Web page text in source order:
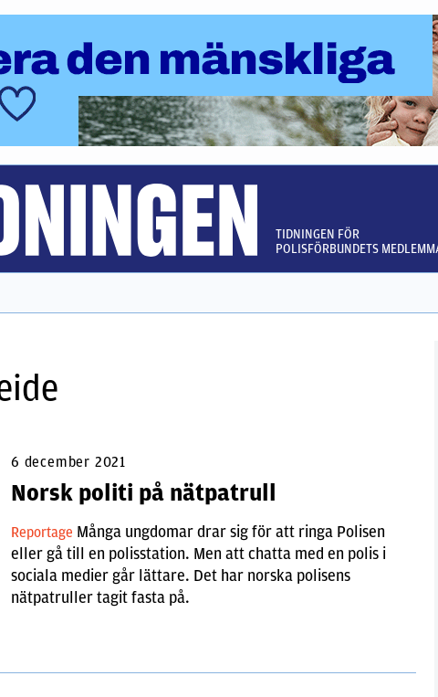
TIDNINGEN FÖR
POLISFÖRBUNDETS
6 december 2021
Norsk politi på nätpatrull
Reportage Många ungdomar drar sig för att ringa Polisen
eller gå till en polisstation. Men att chatta med en polis i
sociala medier går lättare. Det har norska polisens
nätpatruller tagit fasta på.